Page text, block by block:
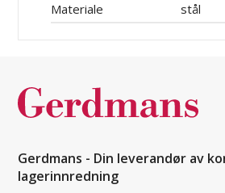
Materiale
stål
Gerdmans - Din leverandør av
lagerinnredning